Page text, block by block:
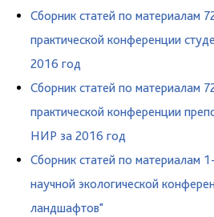
Сборник статей по материалам
практической конференции
2016 год
Сборник статей по материалам
практической конференции
НИР за 2016 год
Сборник статей по материалам
научной экологической
ландшафтов"